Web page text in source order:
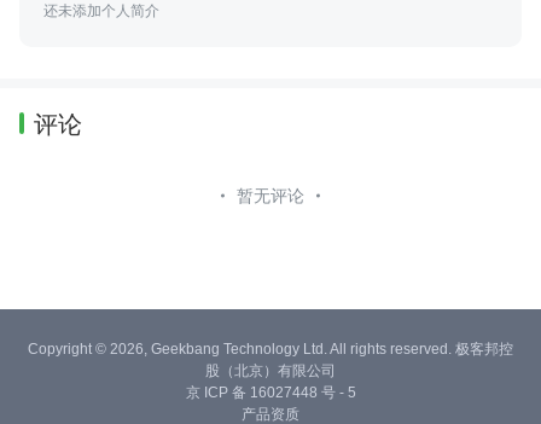
还未添加个人简介
评论
暂无评论
Copyright © 2026, Geekbang Technology Ltd. All rights reserved. 极客邦控
股（北京）有限公司
京 ICP 备 16027448 号 - 5
产品资质